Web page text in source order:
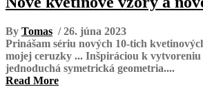
By Tomas / 26. júna 2023
Prinášam sériu nových 10-tich
mojej ceruzky ... Inšpiráciou k
jednoduchá symetrická geometria....
Read More